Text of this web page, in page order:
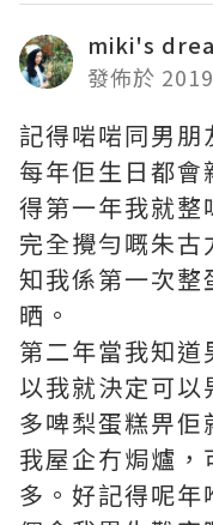
miki's
發佈於
記得啱啱同男朋
每年佢生日都
得第一年我就整
完全攪勻嘅朱
知我係第一次整
晒。
第二年當我知
以我就決定可
多啤梨蛋糕畀
我屋企冇焗爐
多。好記得呢